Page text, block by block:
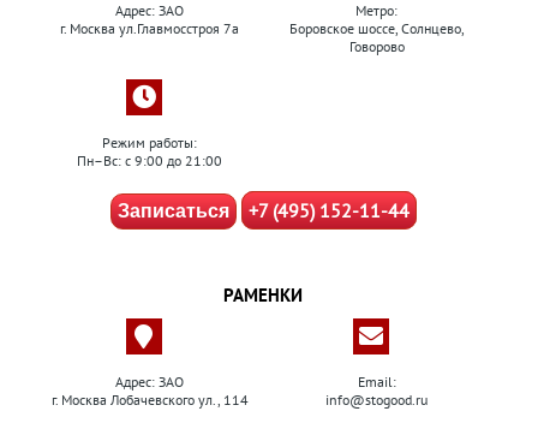
Адрес: ЗАО
г. Москва ул.Главмосстроя 7а
Метро:
Боровское шоссе, Солнцево,
Говорово
Режим работы:
Пн–Вс: с 9:00 до 21:00
Записаться +7 (495) 152-11-44
РАМЕНКИ
Адрес: ЗАО
г. Москва Лобачевского ул., 114
Email:
info@stogood.ru